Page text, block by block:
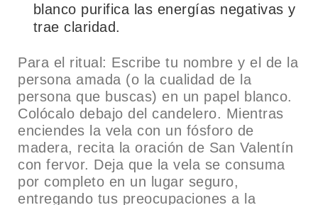
blanco purifica las energías negativas y
trae claridad.
Para el ritual: Escribe tu nombre y el de la
persona amada (o la cualidad de la
persona que buscas) en un papel blanco.
Colócalo debajo del candelero. Mientras
enciendes la vela con un fósforo de
madera, recita la oración de San Valentín
con fervor. Deja que la vela se consuma
por completo en un lugar seguro,
entregando tus preocupaciones a la